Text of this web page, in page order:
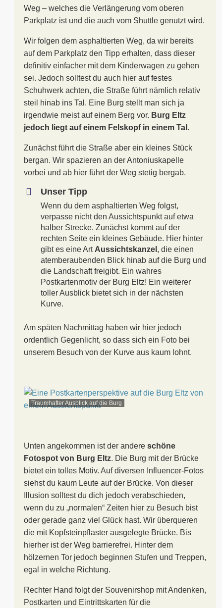
Weg – welches die Verlängerung vom oberen
Parkplatz ist und die auch vom Shuttle genutzt wird.
Wir folgen dem asphaltierten Weg, da wir bereits
auf dem Parkplatz den Tipp erhalten, dass dieser
definitiv einfacher mit dem Kinderwagen zu gehen
sei. Jedoch solltest du auch hier auf festes
Schuhwerk achten, die Straße führt nämlich relativ
steil hinab ins Tal. Eine Burg stellt man sich ja
irgendwie meist auf einem Berg vor. Burg Eltz
jedoch liegt auf einem Felskopf in einem Tal .
Zunächst führt die Straße aber ein kleines Stück
bergan. Wir spazieren an der Antoniuskapelle
vorbei und ab hier führt der Weg stetig bergab.
Unser Tipp
Wenn du dem asphaltierten Weg folgst,
verpasse nicht den Aussichtspunkt auf etwa
halber Strecke. Zunächst kommt auf der
rechten Seite ein kleines Gebäude. Hier hinter
gibt es eine ArtAussichtskanzel , die einen
atemberaubenden Blick hinab auf die Burg und
die Landschaft freigibt. Ein wahres
Postkartenmotiv der Burg Eltz! Ein weiterer
toller Ausblick bietet sich in der nächsten
Kurve.
Am späten Nachmittag haben wir hier jedoch
ordentlich Gegenlicht, so dass sich ein Foto bei
unserem Besuch von der Kurve aus kaum lohnt.
Traumhafter Ausblick auf die Burg
Unten angekommen ist der andere schöne
Fotospot von Burg Eltz. Die Burg mit der Brücke
bietet ein tolles Motiv. Auf diversen Influencer-Fotos
siehst du kaum Leute auf der Brücke. Von dieser
Illusion solltest du dich jedoch verabschieden,
wenn du zu „normalen“ Zeiten hier zu Besuch bist
oder gerade ganz viel Glück hast. Wir überqueren
die mit Kopfsteinpflaster ausgelegte Brücke. Bis
hierher ist der Weg barrierefrei. Hinter dem
hölzernen Tor jedoch beginnen Stufen und Treppen,
egal in welche Richtung.
Rechter Hand folgt der Souvenirshop mit Andenken,
Postkarten und Eintrittskarten für die